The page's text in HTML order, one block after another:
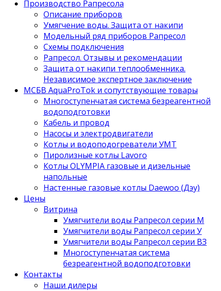
Производство Рапресола
Описание приборов
Умягчение воды. Защита от накипи
Модельный ряд приборов Рапресол
Схемы подключения
Рапресол. Отзывы и рекомендации
Защита от накипи теплообменника.
Независимое экспертное заключение
МСБВ AquaProTok и сопутствующие товары
Многоступенчатая система безреагентной
водоподготовки
Кабель и провод
Насосы и электродвигатели
Котлы и водоподогреватели УМТ
Пиролизные котлы Lavoro
Котлы OLYMPIA газовые и дизельные
напольные
Настенные газовые котлы Daewoo (Дэу)
Цены
Витрина
Умягчители воды Рапресол серии М
Умягчители воды Рапресол серии У
Умягчители воды Рапресол серии ВЗ
Многоступенчатая система
безреагентной водоподготовки
Контакты
Наши дилеры